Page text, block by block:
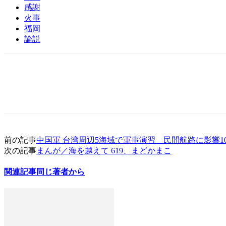
感謝
火事
福岡
論説
前の記事中国軍 台湾周辺5海域で軍事演習 民間航路に影響
次の記事まんが／海を越えて 619、まどかまこ
関連記事同じ著者から